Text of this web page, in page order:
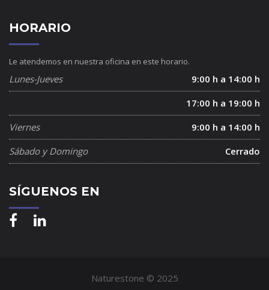
HORARIO
Le atendemos en nuestra oficina en este horario.
Lunes-Jueves
9:00 h a 14:00 h
17:00 h a 19:00 h
Viernes
9:00 h a 14:00 h
Sábado y Domingo
Cerrado
SÍGUENOS EN
Naturestone © 2025